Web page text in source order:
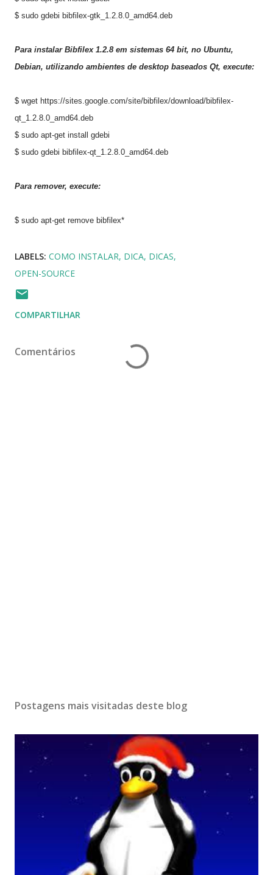
$ sudo gdebi bibfilex-gtk_1.2.8.0_amd64.deb
Para instalar Bibfilex 1.2.8 em sistemas 64 bit, no Ubuntu,
Debian, utilizando ambientes de desktop baseados Qt, execute:
$ wget https://sites.google.com/site/bibfilex/download/bibfilex-
qt_1.2.8.0_amd64.deb
$ sudo apt-get install gdebi
$ sudo gdebi bibfilex-qt_1.2.8.0_amd64.deb
Para remover, execute:
$ sudo apt-get remove bibfilex*
LABELS: COMO INSTALAR DICA DICAS
OPEN-SOURCE
COMPARTILHAR
Comentários
Postagens mais visitadas deste blog